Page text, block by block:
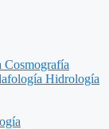
Cosmografía
Hidrología